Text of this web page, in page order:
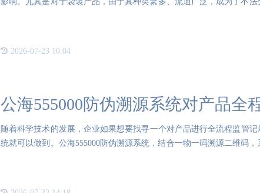
2026-07-23 10:04
公海555000防伪溯源系统对产品全
随着科学技术的发展，企业如果想要找寻一个对产品进行全流程监管
统就可以做到。公海555000防伪溯源系统，结合一物一码溯源二维码